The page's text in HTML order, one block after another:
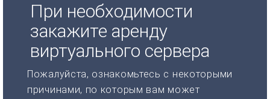
При необходимости
закажите аренду
виртуального сервера
Пожалуйста, ознакомьтесь с некоторыми
причинами, по которым вам может